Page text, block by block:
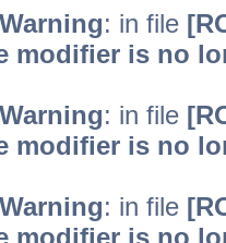
: in file
modifier is no
: in file
modifier is no
: in file
modifier is no